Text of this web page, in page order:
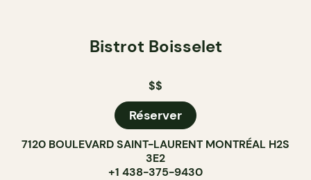
Bistrot Boisselet
$$
Réserver
7120 BOULEVARD SAINT-LAURENT MONTRÉAL H2S
3E2
+1 438-375-9430